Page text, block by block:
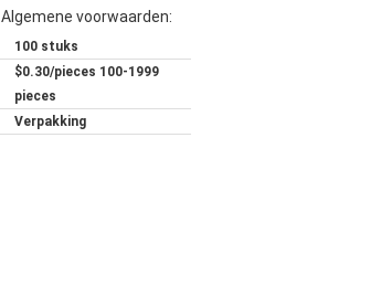
voorwaarden:
100 stuks
$0.30/pieces 100-1999
pieces
Verpakking